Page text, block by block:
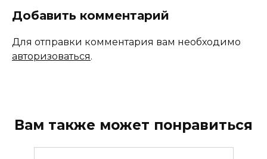
Добавить комментарий
Для отправки комментария вам необходимо
авторизоваться.
Вам также может понравиться